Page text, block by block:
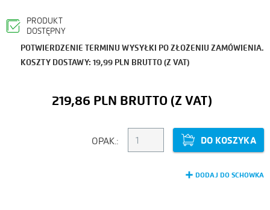
PRODUKT
DOSTĘPNY
POTWIERDZENIE TERMINU WYSYŁKI PO ZŁOŻENIU ZAMÓWIENIA.
KOSZTY DOSTAWY: 19,99 PLN BRUTTO (Z VAT)
219,86 PLN
OPAK.: DO KOSZYKA
DODAJ DO SCHOWKA